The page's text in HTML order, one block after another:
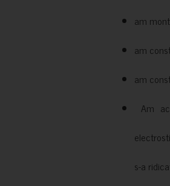
am
am
am
Am
s-a